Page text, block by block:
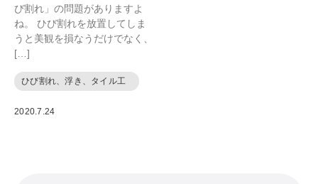
び割れ」の問題がありますよ
ね。 ひび割れを放置してしま
うと美観を損なうだけでなく、
[…]
ひび割れ、浮き、タイル工
2020.7.24